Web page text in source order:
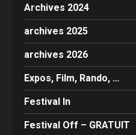
Archives 2024
archives 2025
archives 2026
Expos, Film, Rando, …
Festival In
Festival Off – GRATUIT